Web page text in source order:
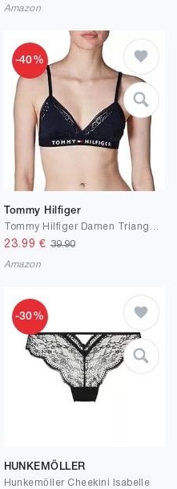
Amazon
-40%
Tommy Hilfiger
23.99 € 39.90
Amazon
-30%
HUNKEMÖLLER
Hunkemöller Cheekini Isabelle